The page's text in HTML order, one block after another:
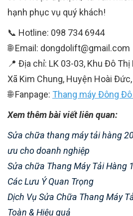
hạnh phục vụ quý khách!
📞 Hotline: 098 734 6944
🌐 Email: dongdolift@gmail.com
📍 Địa chỉ: LK 03-03, Khu Đô Thị
Xã Kim Chung, Huyện Hoài
🌐 Fanpage: Thang máy Đông Đô
Xem thêm bài viết liên quan:
Sửa chữa thang máy tải hàng
ưu cho doanh nghiệp
Sửa chữa Thang Máy Tải Hàng
Các Lưu Ý Quan Trọng
Dịch Vụ Sửa Chữa Thang Máy
Toàn & Hiệu quả